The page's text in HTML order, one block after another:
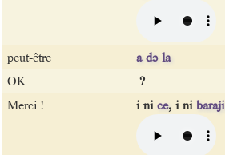
peut-être a dɔ la
OK
?
Merci !
i nice, i nibaraji